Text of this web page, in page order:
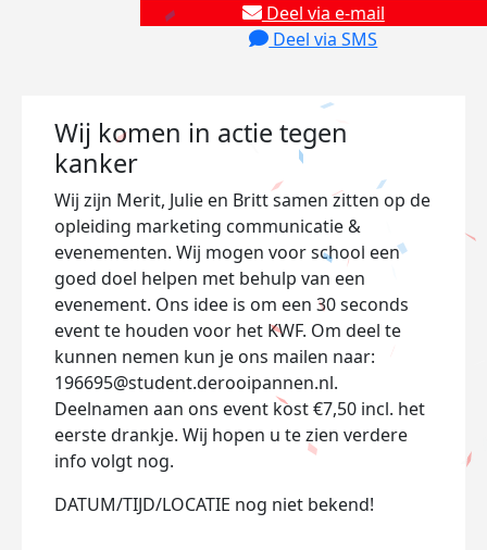
Deel via e-mail
Deel via SMS
Wij komen in actie tegen
kanker
Wij zijn Merit, Julie en Britt samen zitten op de
opleiding marketing communicatie &
evenementen. Wij mogen voor school een
goed doel helpen met behulp van een
evenement. Ons idee is om een 30 seconds
event te houden voor het KWF. Om deel te
kunnen nemen kun je ons mailen naar:
196695@student.derooipannen.nl.
Deelnamen aan ons event kost €7,50 incl. het
eerste drankje. Wij hopen u te zien verdere
info volgt nog.
DATUM/TIJD/LOCATIE nog niet bekend!